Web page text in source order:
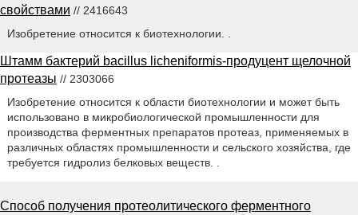
свойствами // 2416643
Изобретение относится к биотехнологии. .
Штамм бактерий bacillus licheniformis-продуцент щелочной
протеазы // 2303066
Изобретение относится к области биотехнологии и может быть
использовано в микробиологической промышленности для
производства ферментных препаратов протеаз, применяемых в
различных областях промышленности и сельского хозяйства, где
требуется гидролиз белковых веществ. .
Способ получения протеолитического ферментного